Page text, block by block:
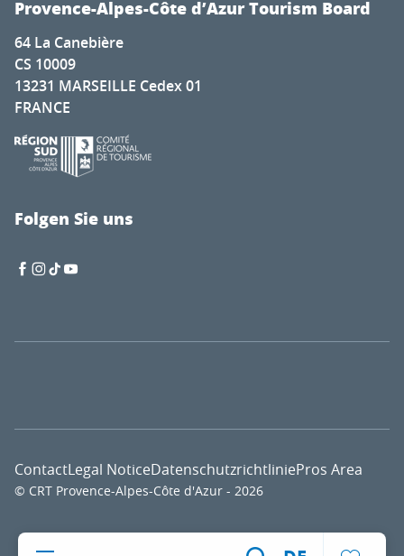
Provence-Alpes-Côte d’Azur Tourism Board
64 La Canebière
CS 10009
13231 MARSEILLE Cedex 01
FRANCE
Folgen Sie uns
© CRT Provence-Alpes-Côte d'Azur - 2026
ContactLegal NoticeDatenschutzrichtliniePros Area